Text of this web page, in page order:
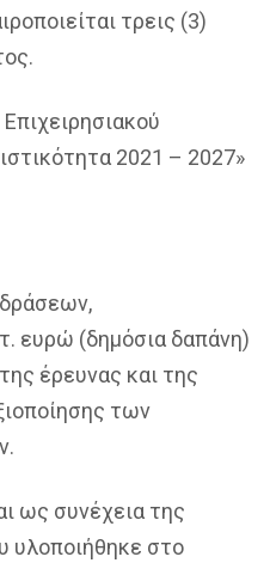
τρεις (3)
2021 – 2027»
ευρώ (δημόσια δαπάνη)
έρευνας και της
των
ως συνέχεια της
υλοποιήθηκε στο